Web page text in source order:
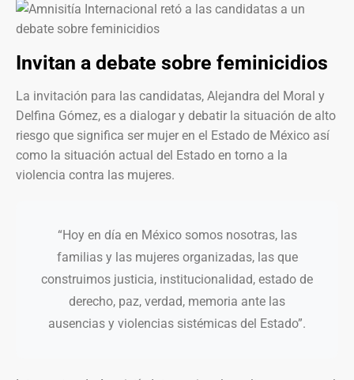
Invitan a debate sobre feminicidios
La invitación para las candidatas, Alejandra del Moral y
Delfina Gómez, es a dialogar y debatir la situación de alto
riesgo que significa ser mujer en el Estado de México así
como la situación actual del Estado en torno a la
violencia contra las mujeres.
“Hoy en día en México somos nosotras, las
familias y las mujeres organizadas, las que
construimos justicia, institucionalidad, estado de
derecho, paz, verdad, memoria ante las
ausencias y violencias sistémicas del Estado”.